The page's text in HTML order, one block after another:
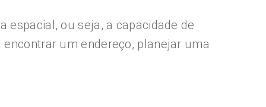
espacial, ou seja, a capacidade de
um endereço, planejar uma